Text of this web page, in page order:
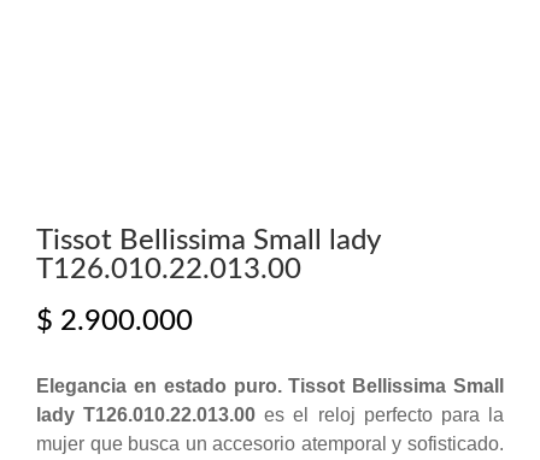
Tissot Bellissima Small lady
T126.010.22.013.00
$ 2.900.000
Elegancia en estado puro. Tissot Bellissima Small
lady T126.010.22.013.00 es el reloj perfecto para la
mujer que busca un accesorio atemporal y sofisticado.